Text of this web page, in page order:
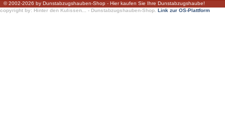
© 2002-2026 by Dunstabzugshauben-Shop - Hier kaufen Sie Ihre Dunstabzugshaube!
copyright by: Hinter den Kulissen... - Dunstabzugshauben-Shop. Link zur OS-Plattform